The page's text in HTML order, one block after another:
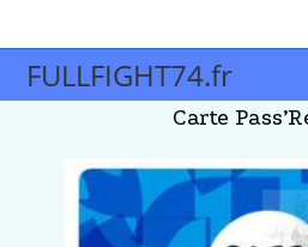
FULLFIGHT74.fr
Carte